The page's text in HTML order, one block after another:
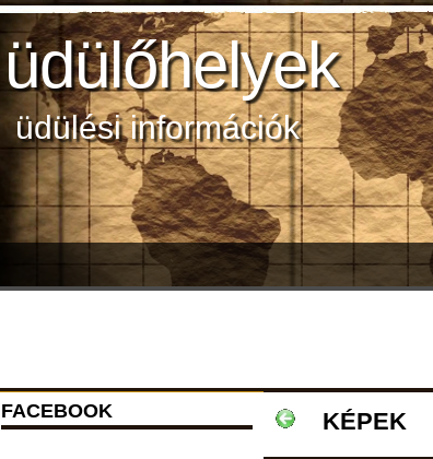
üdülőhelyek
üdülési információk
KÉPEK
FACEBOOK